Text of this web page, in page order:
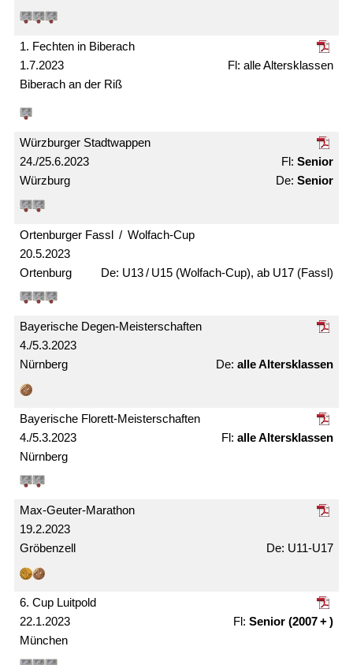
1.7.2023
1. Fechten in Biberach
Biberach an der Riß
alle Alters­klassen
24./25.6.2023
Würzburger Stadtwappen
Würzburg
Senior
Senior
20.5.2023
Ortenburger Fassl / Wolfach-Cup
Ortenburg U13 / U15 (Wolfach-Cup), ab U17 (Fassl)
4./5.3.2023
Bayerische Degen-Meister­schaften
Nürnberg alle Alters­klassen
4./5.3.2023
Bayerische Florett-Meister­schaften
Nürnberg
alle Alters­klassen
19.2.2023
Max-Geuter-Marathon
Gröbenzell U11-U17
22.1.2023
6. Cup Luitpold
München
Senior (2007 + )